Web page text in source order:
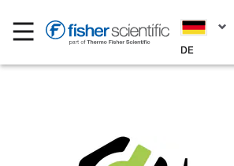
DE